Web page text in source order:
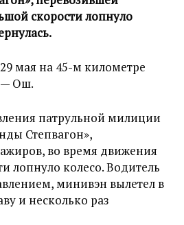
скорости лопнуло
мая на 45-м километре
— Ош.
патрульной милиции
Степвагон»,
во время движения
лопнуло колесо. Водитель
минивэн вылетел в
и несколько раз